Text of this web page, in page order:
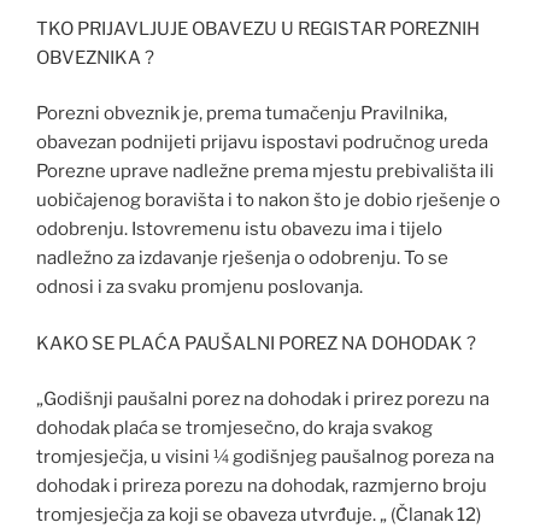
TKO PRIJAVLJUJE OBAVEZU U REGISTAR POREZNIH
OBVEZNIKA ?
Porezni obveznik je, prema tumačenju Pravilnika,
obavezan podnijeti prijavu ispostavi područnog ureda
Porezne uprave nadležne prema mjestu prebivališta ili
uobičajenog boravišta i to nakon što je dobio rješenje o
odobrenju. Istovremenu istu obavezu ima i tijelo
nadležno za izdavanje rješenja o odobrenju. To se
odnosi i za svaku promjenu poslovanja.
KAKO SE PLAĆA PAUŠALNI POREZ NA DOHODAK ?
„Godišnji paušalni porez na dohodak i prirez porezu na
dohodak plaća se tromjesečno, do kraja svakog
tromjesječja, u visini ¼ godišnjeg paušalnog poreza na
dohodak i prireza porezu na dohodak, razmjerno broju
tromjesječja za koji se obaveza utvrđuje. „ (Članak 12)